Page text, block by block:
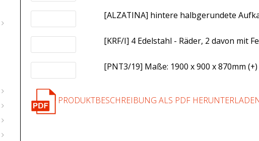
[ALZATINA] hintere halbgerundete
[KRF/I] 4 Edelstahl - Räder, 2 davon mit
[PNT3/19] Maße: 1900 x 900 x 870mm (+)
PRODUKTBESCHREIBUNG ALS PDF